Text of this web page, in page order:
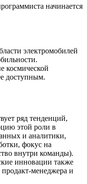
начинается
электромобилей
космической
доступным.
ряд тенденций,
этой роли в
и аналитики,
фокус на
внутри команды).
инновации также
менеджера и